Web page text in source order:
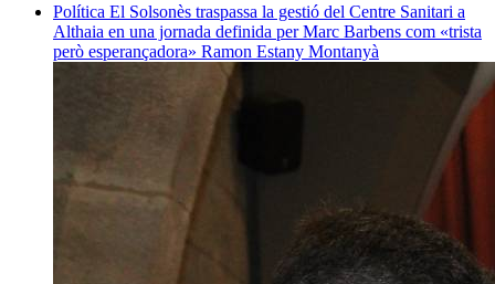
Política El Solsonès traspassa la gestió del Centre Sanitari a
Althaia en una jornada definida per Marc Barbens com «trista
però esperançadora» Ramon Estany Montanyà